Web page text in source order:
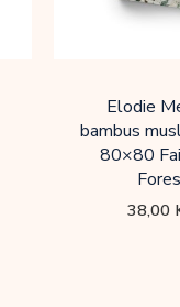
Elodie
bambus
80×80
38,00